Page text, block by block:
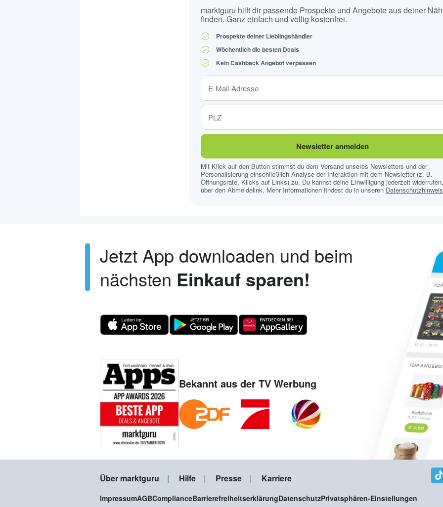
marktguru hilft dir passende Prospekte und Angebote aus deiner
finden. Ganz einfach und völlig kostenfrei.
Prospekte deiner Lieblingshändler
Wöchentlich die besten Deals
Kein Cashback Angebot verpassen
Newsletter anmelden
Mit Klick auf den Button stimmst du dem Versand unseres Newsletters und der
Personalisierung einschließlich Analyse der Interaktion mit dem Newsletter (z. B.
Öffnungsrate, Klicks auf Links) zu. Du kannst deine Einwilligung jederzeit
über den Abmeldelink. Mehr Informationen findest du in unseren
Jetzt App downloaden und beim
nächsten Einkauf sparen!
Bekannt aus der TV Werbung
Über marktguru Hilfe Presse Karriere
ImpressumAGBComplianceBarrierefreiheitserklärungDatenschutzPrivatsphären-Einstellungen